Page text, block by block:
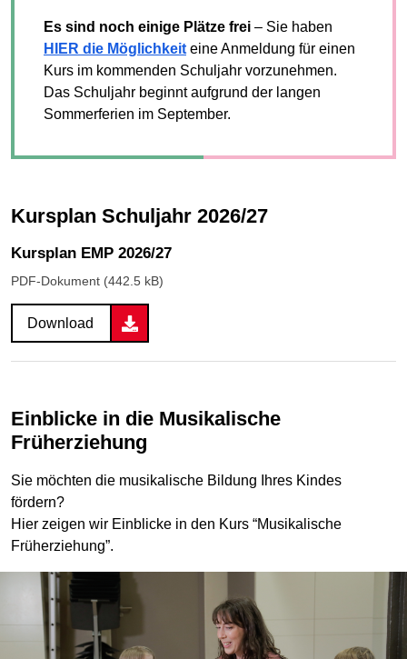
Es sind noch einige Plätze frei – Sie haben
HIER die Möglichkeit eine Anmeldung für einen
Kurs im kommenden Schuljahr vorzunehmen.
Das Schuljahr beginnt aufgrund der langen
Sommerferien im September.
Kursplan Schuljahr 2026/27
Kursplan EMP 2026/27
PDF-Dokument (442.5 kB)
Download
Einblicke in die Musikalische
Früherziehung
Sie möchten die musikalische Bildung Ihres Kindes
fördern?
Hier zeigen wir Einblicke in den Kurs “Musikalische
Früherziehung”.